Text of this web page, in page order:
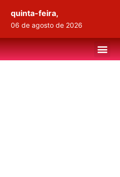
quinta-feira,
06 de agosto de 2026